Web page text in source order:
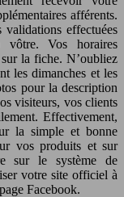
afférents.
effectuées
Vos horaires
la fiche. N’oubliez
les dimanches et les
pour la description
visiteurs, vos clients
Effectivement,
la simple et bonne
vos produits et sur
sur le système de
votre site officiel à
Facebook.